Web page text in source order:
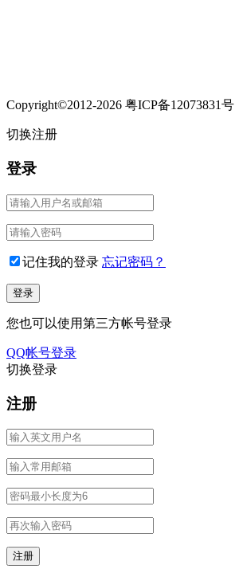
Copyright©2012-2026 粤ICP备12073831号
切换注册
登录
记住我的登录 忘记密码？
您也可以使用第三方帐号登录
QQ帐号登录
切换登录
注册